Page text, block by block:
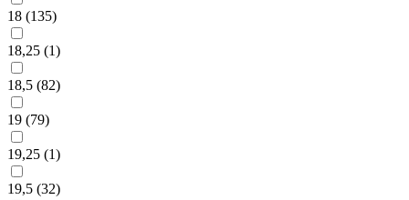
18 (135)
18,25 (1)
18,5 (82)
19 (79)
19,25 (1)
19,5 (32)